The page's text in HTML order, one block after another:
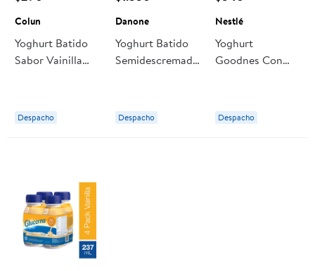
Colun
Yoghurt Batido
Sabor Vainilla
Despacho
Danone
Yoghurt Batido
Semidescremado
Danone
Despacho
Nestlé
Yoghurt
Goodnes Con
Pote 140 g
Nestlé
Despacho